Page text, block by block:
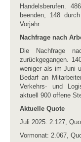
Handelsberufen.
beenden, 148
Vorjahr.
Nachfrage nach
Die Nachfrage
zurückgegangen.
weniger als im Juni
Bedarf an
Verkehrs- und
aktuell 900 offene
Aktuelle Quote
Juli 2025: 2.127,
Vormonat: 2.067,